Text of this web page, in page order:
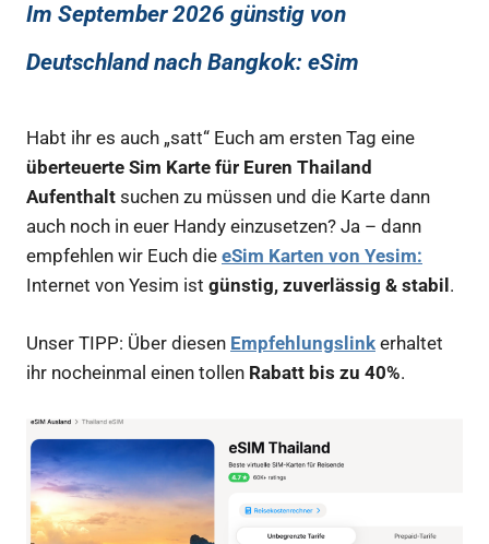
Im September 2026 günstig von
Deutschland nach Bangkok: eSim
Habt ihr es auch „satt“ Euch am ersten Tag eine
überteuerte Sim Karte für Euren Thailand
Aufenthalt suchen zu müssen und die Karte dann
auch noch in euer Handy einzusetzen? Ja – dann
empfehlen wir Euch die eSim Karten von Yesim:
Internet von Yesim ist günstig, zuverlässig & stabil .
Unser TIPP: Über diesen Empfehlungslink erhaltet
ihr nocheinmal einen tollen Rabatt bis zu 40%.